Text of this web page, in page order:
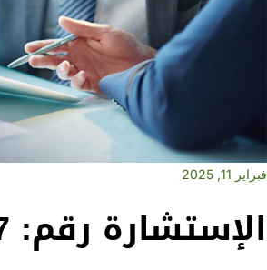
فبراير 11, 2025
الإستشارة رقم: 2025/007